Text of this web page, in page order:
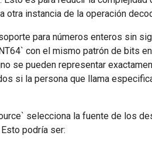
otra instancia de la operación
para números enteros sin
con el mismo patrón de bits
se pueden representar
si la persona que llama
selecciona la fuente de los
podría ser: